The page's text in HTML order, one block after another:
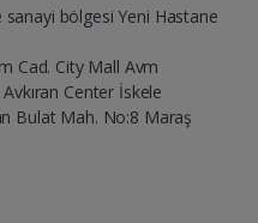
sanayi bölgesi Yeni Hastane
Cad. City Mall Avm
Center İskele
Bulat Mah. No:8 Maraş